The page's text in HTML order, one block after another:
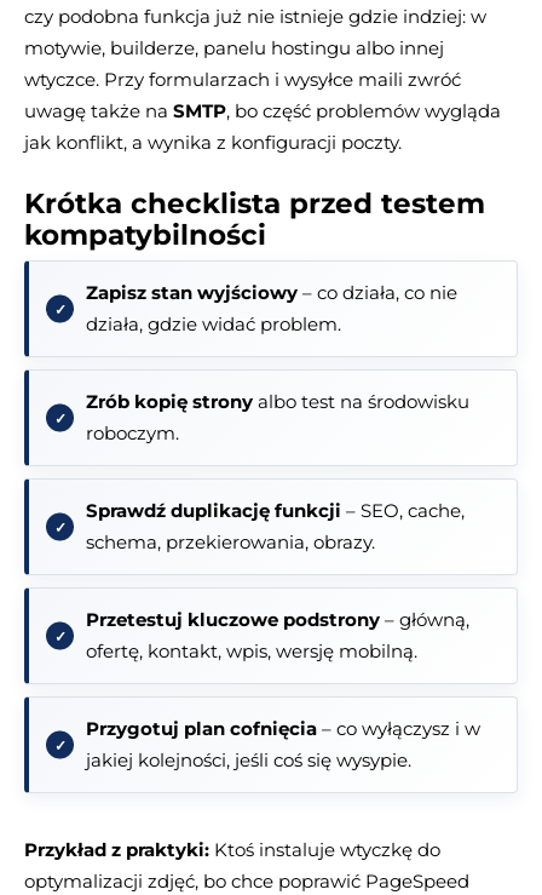
czy podobna funkcja już nie istnieje gdzie indziej: w
motywie, builderze, panelu hostingu albo innej
wtyczce. Przy formularzach i wysyłce maili zwróć
uwagę także na SMTP, bo część problemów wygląda
jak konflikt, a wynika z konfiguracji poczty.
Krótka checklista przed testem
kompatybilności
Zapisz stan wyjściowy – co działa, co nie
działa, gdzie widać problem.
Zrób kopię strony albo test na środowisku
roboczym.
Sprawdź duplikację funkcji – SEO, cache,
schema, przekierowania, obrazy.
Przetestuj kluczowe podstrony – główną,
ofertę, kontakt, wpis, wersję mobilną.
Przygotuj plan cofnięcia – co wyłączysz i w
jakiej kolejności, jeśli coś się wysypie.
Przykład z praktyki: Ktoś instaluje wtyczkę do
optymalizacji zdjęć, bo chce poprawić PageSpeed